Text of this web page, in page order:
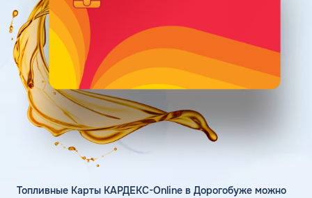
Статьи
Цена бензина и ДТ
Личный кабинет
Карта АЗС
Получить консультацию
Топливные Карты КАРДЕКС-Online в Дорогобуже можно